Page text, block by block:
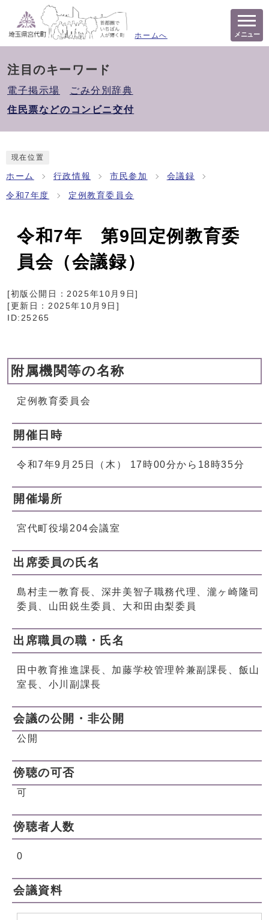
ホームへ メニュー
注目のキーワード
電子掲示場
ごみ分別辞典
住民票などのコンビニ交付
現在位置
ホーム 行政情報 市民参加 会議録
令和7年度 定例教育委員会
令和7年 第9回定例教育委
員会（会議録）
[初版公開日：2025年10月9日]
[更新日： 2025年10月9日 ]
ID:25265
附属機関等の名称
定例教育委員会
開催日時
令和7年9月25日（木） 17時00分から18時35分
開催場所
宮代町役場204会議室
出席委員の氏名
島村圭一教育長、深井美智子職務代理、瀧ヶ崎隆司
委員、山田鋭生委員、大和田由梨委員
出席職員の職・氏名
田中教育推進課長、加藤学校管理幹兼副課長、飯山
室長、小川副課長
会議の公開・非公開
公開
傍聴の可否
可
傍聴者人数
0
会議資料